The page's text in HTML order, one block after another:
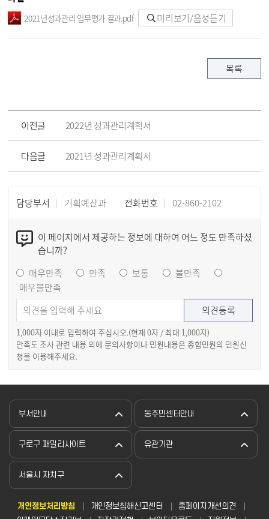
2021년성과관리 업무평가 결과.pdf 미리보기/음성듣기
목록
이전글 2022년 성과관리계획서
다음글 2021년 성과관리계획서
담당부서 기획예산과 전화번호 02-860-2102
이 페이지에서 제공하는 정보에 대하여 어느 정도 만족하셨
습니까?
매우만족
만족 보통
불만족
매우불만족
1,000자 이내로 입력하여 주십시오.(현재 0자 / 최대 1,000자)
만족도 조사 관련 내용 외에 문의사항이나 민원내용은 종합민원의 민원신
청을 이용해주세요.
부서안내 동주민센터안내
구로구 패밀리사이트 유관기관
서울시 자치구
개인정보처리방침 개인정보침해신고센터
홈페이지개선의견